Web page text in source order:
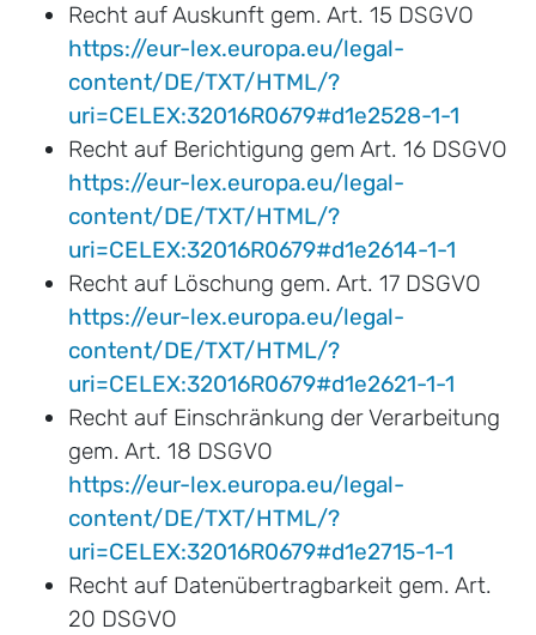
Recht auf Auskunft gem. Art. 15 DSGVO
https://eur-lex.europa.eu/legal-
content/DE/TXT/HTML/?
uri=CELEX:32016R0679#d1e2528-1-1
Recht auf Berichtigung gem Art. 16 DSGVO
https://eur-lex.europa.eu/legal-
content/DE/TXT/HTML/?
uri=CELEX:32016R0679#d1e2614-1-1
Recht auf Löschung gem. Art. 17 DSGVO
https://eur-lex.europa.eu/legal-
content/DE/TXT/HTML/?
uri=CELEX:32016R0679#d1e2621-1-1
Recht auf Einschränkung der Verarbeitung
gem. Art. 18 DSGVO
https://eur-lex.europa.eu/legal-
content/DE/TXT/HTML/?
uri=CELEX:32016R0679#d1e2715-1-1
Recht auf Datenübertragbarkeit gem. Art.
20 DSGVO